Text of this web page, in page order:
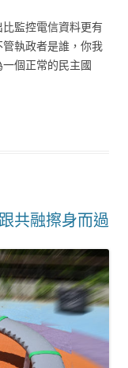
監控電信資料更有
執政者是誰，你我
個正常的民主國
共融擦身而過